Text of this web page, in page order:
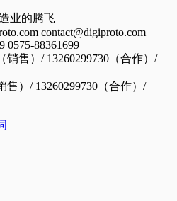
业的腾飞
contact@digiproto.com
0575-88361699
售）/ 13260299730（合作）/